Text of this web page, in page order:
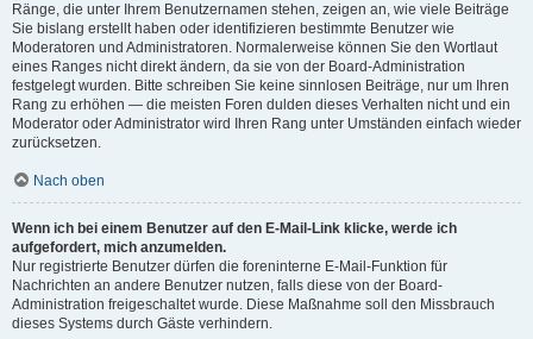
Ränge, die unter Ihrem Benutzernamen stehen, zeigen an, wie viele Beiträge
Sie bislang erstellt haben oder identifizieren bestimmte Benutzer wie
Moderatoren und Administratoren. Normalerweise können Sie den Wortlaut
eines Ranges nicht direkt ändern, da sie von der Board-Administration
festgelegt wurden. Bitte schreiben Sie keine sinnlosen Beiträge, nur um Ihren
Rang zu erhöhen — die meisten Foren dulden dieses Verhalten nicht und ein
Moderator oder Administrator wird Ihren Rang unter Umständen einfach wieder
zurücksetzen.
Nach oben
Wenn ich bei einem Benutzer auf den E-Mail-Link klicke, werde ich
aufgefordert, mich anzumelden.
Nur registrierte Benutzer dürfen die foreninterne E-Mail-Funktion für
Nachrichten an andere Benutzer nutzen, falls diese von der Board-
Administration freigeschaltet wurde. Diese Maßnahme soll den Missbrauch
dieses Systems durch Gäste verhindern.